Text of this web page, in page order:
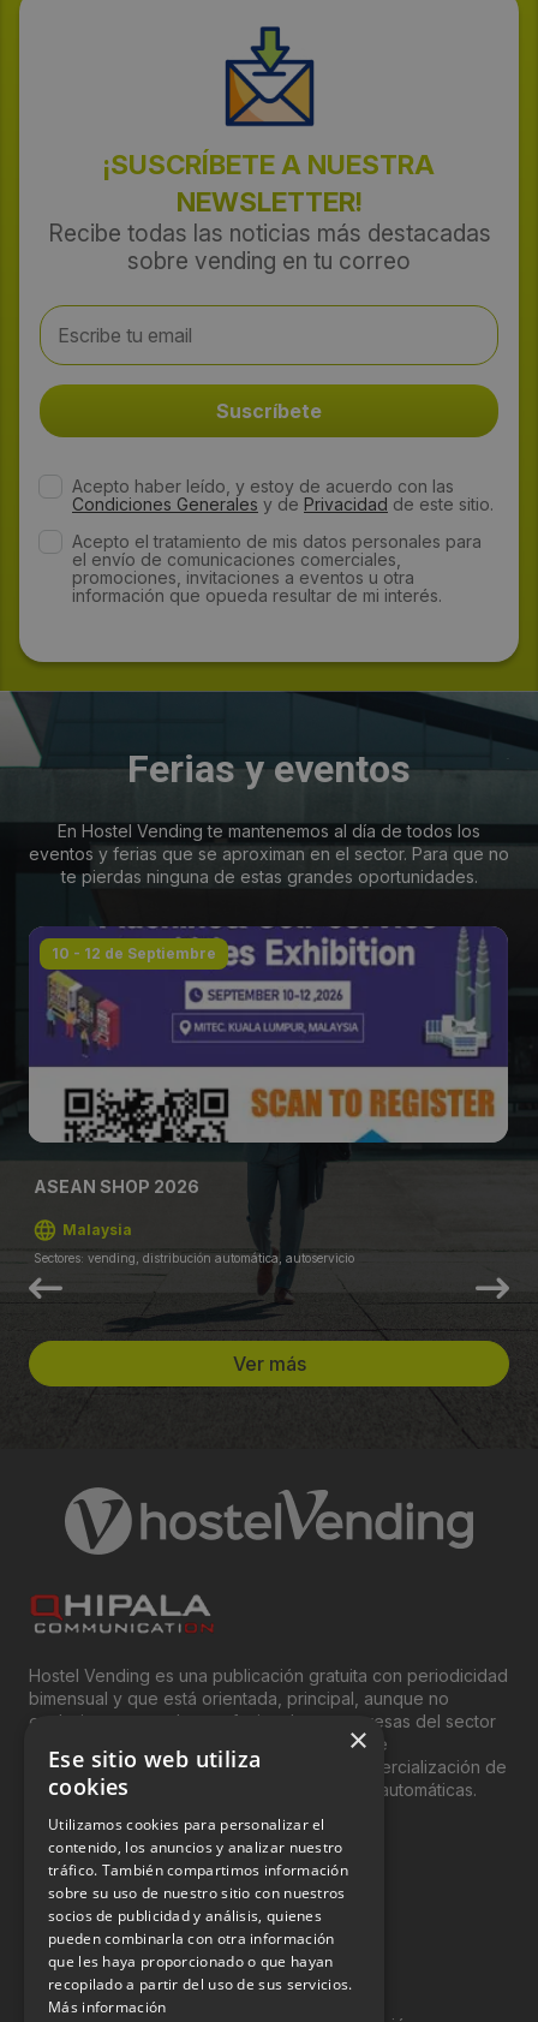
¡SUSCRÍBETE A NUESTRA
NEWSLETTER!
Recibe todas las noticias más destacadas
sobre vending en tu correo
Acepto haber leído, y estoy de acuerdo con las
Condiciones Generales y de Privacidad de este sitio.
Acepto el tratamiento de mis datos personales para
el envío de comunicaciones comerciales,
promociones, invitaciones a eventos u otra
información que opueda resultar de mi interés.
Ferias y eventos
En Hostel Vending te mantenemos al día de todos los
eventos y ferias que se aproximan en el sector. Para que no
te pierdas ninguna de estas grandes oportunidades.
10 - 12 de Septiembre
ASEAN SHOP 2026
Malaysia
Sectores: vending, distribución automática, autoservicio
Ver más
Hostel Vending es una publicación gratuita con periodicidad
bimensual y que está orientada, principal, aunque no
exclusivamente, a los profesionales y empresas del sector
del “Vending”; nombre con el que se conoce
genéricamente entre profesionales a la comercialización de
productos y servicios a través de máquinas automáticas.
INFORMACIÓN LEGAL
Aviso Legal
Política de Privacidad
Política de Cookies
×
Ese sitio web utiliza
cookies
Utilizamos cookies para personalizar el
contenido, los anuncios y analizar nuestro
tráfico. También compartimos información
sobre su uso de nuestro sitio con nuestros
socios de publicidad y análisis, quienes
pueden combinarla con otra información
que les haya proporcionado o que hayan
recopilado a partir del uso de sus servicios.
Más información